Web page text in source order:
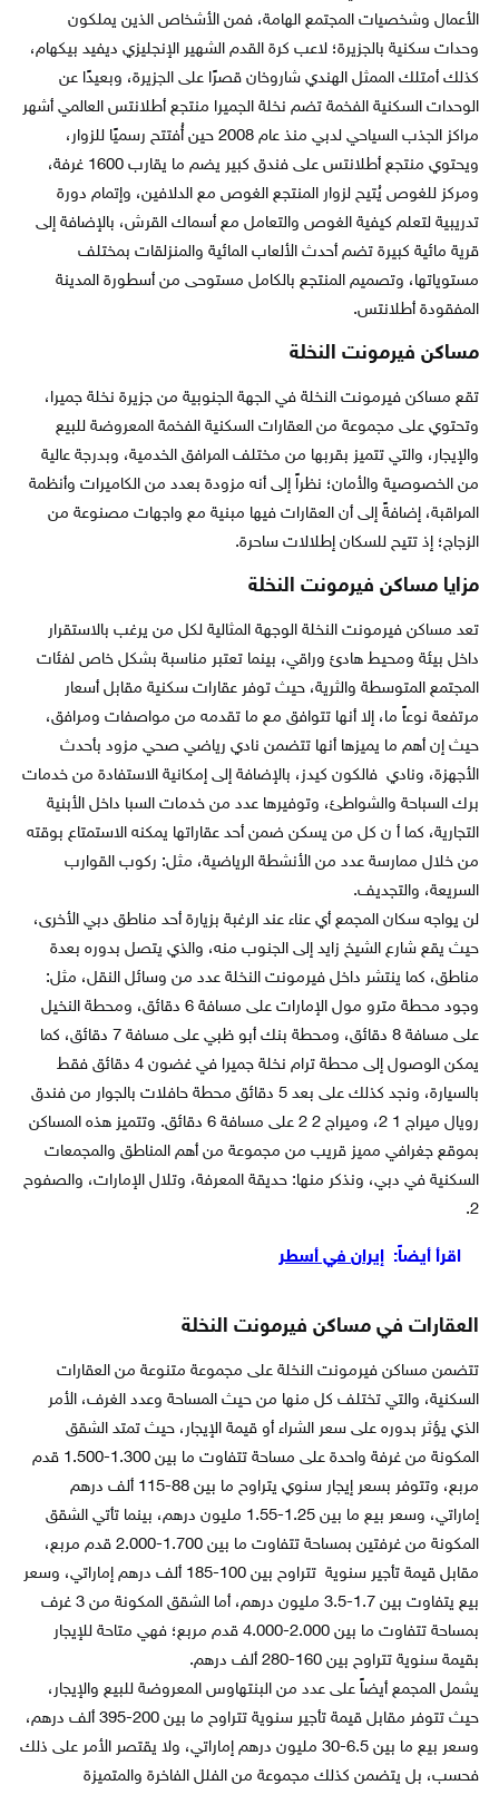
الأعمال وشخصيات المجتمع الهامة، فمن الأشخاص الذين يملكون
وحدات سكنية بالجزيرة؛ لاعب كرة القدم الشهير الإنجليزي ديفيد بيكهام،
كذلك أمتلك الممثل الهندي شاروخان قصرًا على الجزيرة، وبعيدًا عن
الوحدات السكنية الفخمة تضم نخلة الجميرا منتجع أطلانتس العالمي أشهر
مراكز الجذب السياحي لدبي منذ عام 2008 حين أُفتتح رسميًا للزوار،
ويحتوي منتجع أطلانتس على فندق كبير يضم ما يقارب 1600 غرفة،
ومركز للغوص يُتيح لزوار المنتجع الغوص مع الدلافين، وإتمام دورة
تدريبية لتعلم كيفية الغوص والتعامل مع أسماك القرش، بالإضافة إلى
قرية مائية كبيرة تضم أحدث الألعاب المائية والمنزلقات بمختلف
مستوياتها، وتصميم المنتجع بالكامل مستوحى من أسطورة المدينة
المفقودة أطلانتس.
مساكن فيرمونت النخلة
تقع مساكن فيرمونت النخلة في الجهة الجنوبية من جزيرة نخلة جميرا،
وتحتوي على مجموعة من العقارات السكنية الفخمة المعروضة للبيع
والإيجار، والتي تتميز بقربها من مختلف المرافق الخدمية، وبدرجة عالية
من الخصوصية والأمان؛ نظراً إلى أنه مزودة بعدد من الكاميرات وأنظمة
المراقبة، إضافةً إلى أن العقارات فيها مبنية مع واجهات مصنوعة من
الزجاج؛ إذ تتيح للسكان إطلالات ساحرة.
مزايا مساكن فيرمونت النخلة
تعد مساكن فيرمونت النخلة الوجهة المثالية لكل من يرغب بالاستقرار
داخل بيئة ومحيط هادئ وراقي، بينما تعتبر مناسبة بشكل خاص لفئات
المجتمع المتوسطة والثرية، حيث توفر عقارات سكنية مقابل أسعار
مرتفعة نوعاً ما، إلا أنها تتوافق مع ما تقدمه من مواصفات ومرافق،
حيث إن أهم ما يميزها أنها تتضمن نادي رياضي صحي مزود بأحدث
الأجهزة، ونادي فالكون كيدز، بالإضافة إلى إمكانية الاستفادة من خدمات
برك السباحة والشواطئ، وتوفيرها عدد من خدمات السبا داخل الأبنية
التجارية، كما أ ن كل من يسكن ضمن أحد عقاراتها يمكنه الاستمتاع بوقته
من خلال ممارسة عدد من الأنشطة الرياضية، مثل: ركوب القوارب
السريعة، والتجديف.
لن يواجه سكان المجمع أي عناء عند الرغبة بزيارة أحد مناطق دبي الأخرى،
حيث يقع شارع الشيخ زايد إلى الجنوب منه، والذي يتصل بدوره بعدة
مناطق، كما ينتشر داخل فيرمونت النخلة عدد من وسائل النقل، مثل:
وجود محطة مترو مول الإمارات على مسافة 6 دقائق، ومحطة النخيل
على مسافة 8 دقائق، ومحطة بنك أبو ظبي على مسافة 7 دقائق، كما
يمكن الوصول إلى محطة ترام نخلة جميرا في غضون 4 دقائق فقط
بالسيارة، ونجد كذلك على بعد 5 دقائق محطة حافلات بالجوار من فندق
رويال ميراج 1 2، وميراج 2 2 على مسافة 6 دقائق. وتتميز هذه المساكن
بموقع جغرافي مميز قريب من مجموعة من أهم المناطق والمجمعات
السكنية في دبي، ونذكر منها: حديقة المعرفة، وتلال الإمارات، والصفوح
2.
اقرأ أيضاً: إيران في أسطر
العقارات في مساكن فيرمونت النخلة
تتضمن مساكن فيرمونت النخلة على مجموعة متنوعة من العقارات
السكنية، والتي تختلف كل منها من حيث المساحة وعدد الغرف، الأمر
الذي يؤثر بدوره على سعر الشراء أو قيمة الإيجار، حيث تمتد الشقق
المكونة من غرفة واحدة على مساحة تتفاوت ما بين 1.300-1.500 قدم
مربع، وتتوفر بسعر إيجار سنوي يتراوح ما بين 88-115 ألف درهم
إماراتي، وسعر بيع ما بين 1.25-1.55 مليون درهم، بينما تأتي الشقق
المكونة من غرفتين بمساحة تتفاوت ما بين 1.700-2.000 قدم مربع،
مقابل قيمة تأجير سنوية تتراوح بين 100-185 ألف درهم إماراتي، وسعر
بيع يتفاوت بين 1.7-3.5 مليون درهم، أما الشقق المكونة من 3 غرف
بمساحة تتفاوت ما بين 2.000-4.000 قدم مربع؛ فهي متاحة للإيجار
بقيمة سنوية تتراوح بين 160-280 ألف درهم.
يشمل المجمع أيضاً على عدد من البنتهاوس المعروضة للبيع والإيجار،
حيث تتوفر مقابل قيمة تأجير سنوية تتراوح ما بين 200-395 ألف درهم،
وسعر بيع ما بين 6.5-30 مليون درهم إماراتي، ولا يقتصر الأمر على ذلك
فحسب، بل يتضمن كذلك مجموعة من الفلل الفاخرة والمتميزة